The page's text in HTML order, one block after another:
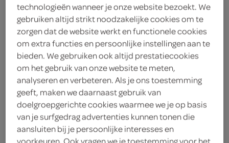
penne carbonara
technologieën wanneer je onze website bezoekt. We
gebruiken altijd strikt noodzakelijke cookies om te
zorgen dat de website werkt en functionele cookies
om extra functies en persoonlijke instellingen aan te
bieden. We gebruiken ook altijd prestatiecookies
om het gebruik van onze website te meten,
analyseren en verbeteren. Als je ons toestemming
geeft, maken we daarnaast gebruik van
doelgroepgerichte cookies waarmee we je op basis
van je surfgedrag advertenties kunnen tonen die
aansluiten bij je persoonlijke interesses en
voorkeuren. Ook vragen we je toestemming voor het